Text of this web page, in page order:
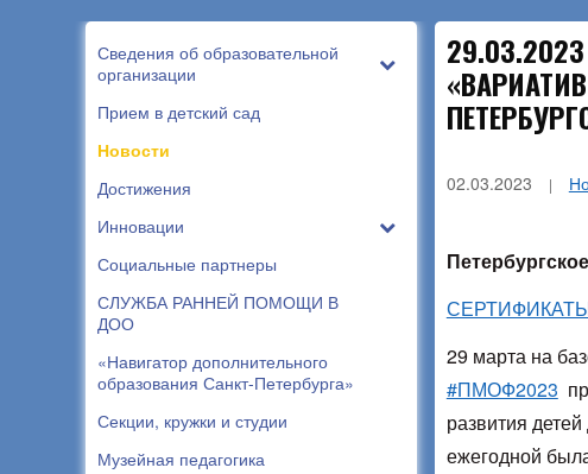
Сведения об образовательной
организации
Прием в детский сад
Новости
Достижения
Инновации
Социальные партнеры
СЛУЖБА РАННЕЙ ПОМОЩИ В
ДОО
«Навигатор дополнительного
образования Санкт-Петербурга»
Секции, кружки и студии
Музейная педагогика
02.03.2023
29 марта на
#ПМОФ2023
развития
ежегодной